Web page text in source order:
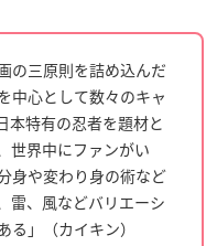
の三原則を詰め込んだ
中心として数々のキャ
本特有の忍者を題材と
世界中にファンがい
身や変わり身の術など
雷、風などバリエーシ
る」（カイキン）